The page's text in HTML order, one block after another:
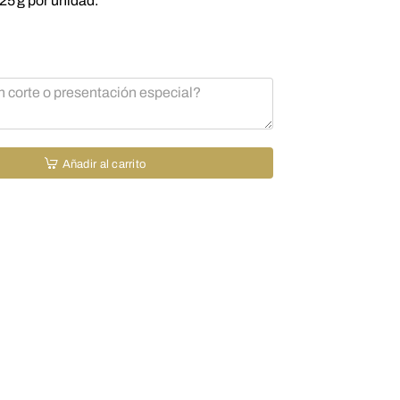
Añadir al carrito